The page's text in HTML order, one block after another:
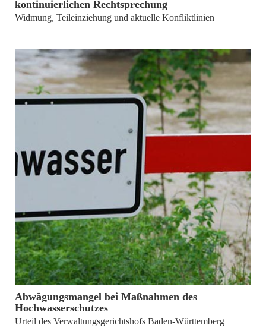
kontinuierlichen Rechtsprechung
Widmung, Teileinziehung und aktuelle Konfliktlinien
vonPUBLICUS-Redaktion
Abwägungsmangel bei Maßnahmen des
Hochwasserschutzes
Urteil des Verwaltungsgerichtshofs Baden-Württemberg